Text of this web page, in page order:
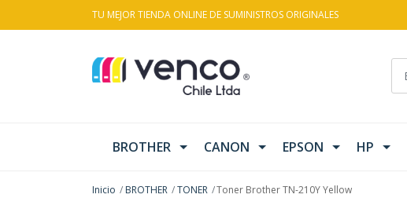
TU MEJOR TIENDA ONLINE DE SUMINISTROS ORIGINALES
BROTHER CANON EPSON HP
Inicio BROTHER TONER Toner Brother TN-210Y Yellow